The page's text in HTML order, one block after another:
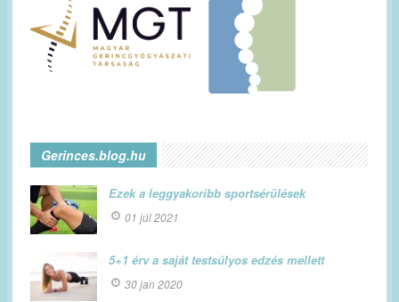
Gerinces.blog.hu
Ezek a leggyakoribb sportsérülések
01 júl 2021
5+1 érv a saját testsúlyos edzés mellett
30 jan 2020